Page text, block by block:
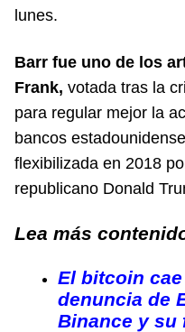
lunes.
Barr fue uno de los
Frank, votada tras la
para regular mejor la
bancos
flexibilizada en 2018
republicano Donald
Lea más
El bitcoin
denuncia de
Binance y su